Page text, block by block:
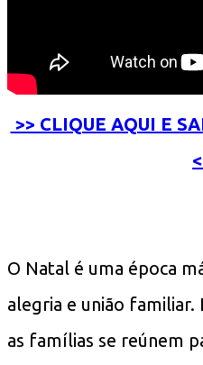
>> CLIQUE AQUI E
O Natal é uma época
alegria e união
as famílias se reúnem